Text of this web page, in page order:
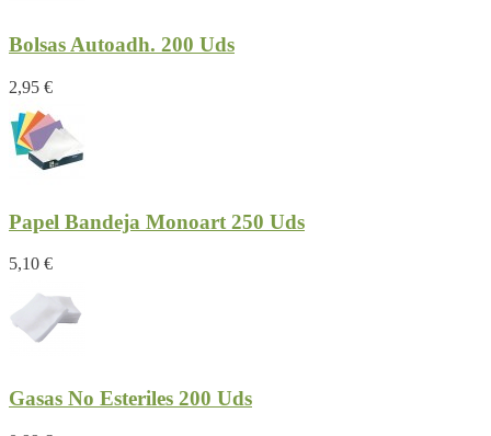
Bolsas Autoadh. 200 Uds
2,95 €
Papel Bandeja Monoart 250 Uds
5,10 €
Gasas No Esteriles 200 Uds